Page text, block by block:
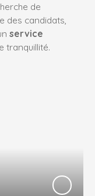
de
des candidats,
service
tranquillité.